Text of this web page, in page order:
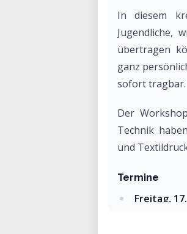
In diesem
Jugendliche,
übertragen
ganz
sofort tragbar.
Der
Technik
und
Termine
Freitag,